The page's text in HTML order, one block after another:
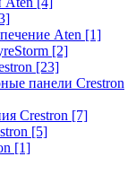
Aten [1]
[2]
[23]
панели Crestron
Crestron [7]
[5]
[1]